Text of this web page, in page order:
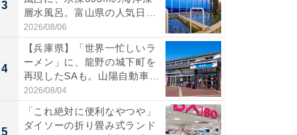
3
層水風呂。富山県の人気日
帰...
2026/08/06
4
【兵庫県】「世界一忙しいラ
ーメン」に、龍野の城下町を
再現したSAも。山陽自動車
道...
2026/08/04
5
「これ絶対に便利なやつや」
ダイソーの折り畳み式ランド